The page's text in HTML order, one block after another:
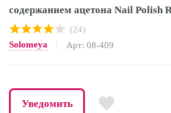
содержанием ацетона Nail Polish
(24)
Solomeya
Арт: 08-409
Уведомить